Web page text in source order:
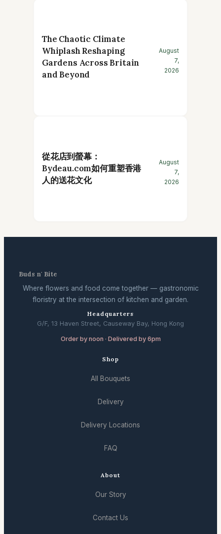
The Chaotic Climate
Whiplash Reshaping
Gardens Across Britain
and Beyond
August
7,
2026
從花店到螢幕：
Bydeau.com如何重塑香港
人的送花文化
August
7,
2026
Buds n' Bite
Where flowers and food come together — gastronomic
floristry at the intersection of kitchen and garden.
Headquarters
G/F, 13 Haven Street, Causeway Bay, Hong Kong
Order by noon · Delivered by 6pm
Shop
All Bouquets
Delivery
Delivery Locations
FAQ
About
Our Story
Contact Us